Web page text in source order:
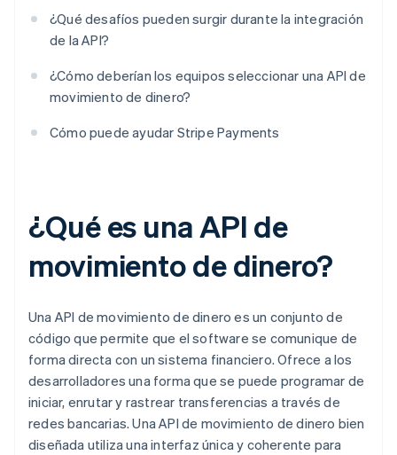
¿Qué desafíos pueden surgir durante la integración
de la API?
¿Cómo deberían los equipos seleccionar una API de
movimiento de dinero?
Cómo puede ayudar Stripe Payments
¿Qué es una API de
movimiento de dinero?
Una API de movimiento de dinero es un conjunto de
código que permite que el software se comunique de
forma directa con un sistema financiero. Ofrece a los
desarrolladores una forma que se puede programar de
iniciar, enrutar y rastrear transferencias a través de
redes bancarias. Una API de movimiento de dinero bien
diseñada utiliza una interfaz única y coherente para